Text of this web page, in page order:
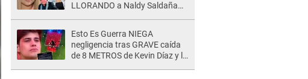
LLORANDO a Naldy Saldaña
Esto Es Guerra NIEGA
negligencia tras GRAVE caída
de 8 METROS de Kevin Díaz y lo